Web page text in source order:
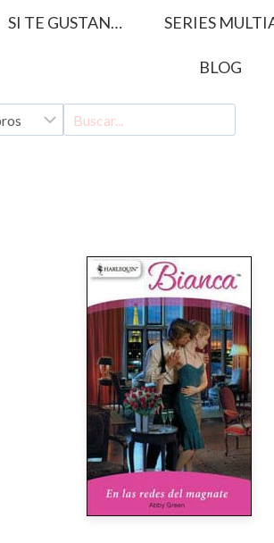
SI TE GUSTAN… SERIES
BLOG